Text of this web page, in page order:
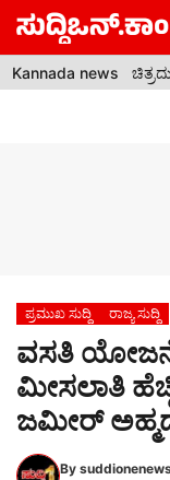
Skip
content
Kannada news
ಪ್ರಮುಖ ಸುದ್ದಿ ರಾಜ್ಯ ಸುದ್ದಿ
ವಸತಿ
ಮೀಸಲಾತಿ
ಜಮೀರ್
By